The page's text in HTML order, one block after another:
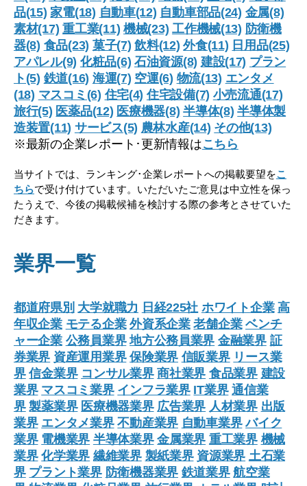
品(15) 家電(18) 自動車(12) 自動車部品(24) 金属(8)
素材(17) 重工業(11) 機械(23) 工作機械(13) 防衛機
器(8) 食品(23) 菓子(7) 飲料(12) 外食(11) 日用品(25)
アパレル(9) 化粧品(6) 石油資源(8) 建設(17) プラン
ト(5) 鉄道(16) 海運(7) 空運(6) 物流(13) エンタメ
(18) マスコミ(6) 住宅(4) 住宅設備(7) 小売流通(17)
旅行(5) 医薬品(12) 医療機器(8) 半導体(8) 半導体製
造装置(11) サービス(5) 農林水産(14) その他(13)
※最新の企業レポート･更新情報はこちら
当サイトでは、ランキング･企業レポートへの掲載要望をこ
ちらで受け付けています。いただいたご意見は中立性を保っ
たうえで、今後の掲載候補を検討する際の参考とさせていた
だきます。
業界一覧
都道府県別 大学就職力 日経225社 ホワイト企業 高
年収企業 モテる企業 外資系企業 老舗企業 ベンチ
ャー企業 公務員業界 地方公務員業界 金融業界 証
券業界 資産運用業界 保険業界 信販業界 リース業
界 信金業界 コンサル業界 商社業界 食品業界 建設
業界 マスコミ業界 インフラ業界 IT業界 通信業
界 製薬業界 医療機器業界 広告業界 人材業界 出版
業界 エンタメ業界 不動産業界 自動車業界 バイク
業界 電機業界 半導体業界 金属業界 重工業界 機械
業界 化学業界 繊維業界 製紙業界 資源業界 土石業
界 プラント業界 防衛機器業界 鉄道業界 航空業